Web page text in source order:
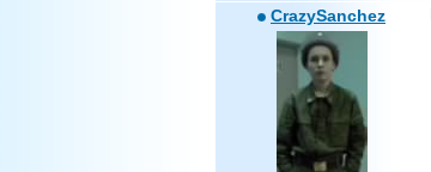
CrazySanchez